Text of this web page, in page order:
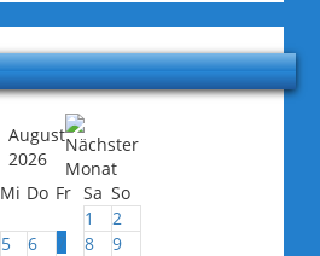
August
2026
Mi Do Fr Sa So
1
2
5 6 8
9